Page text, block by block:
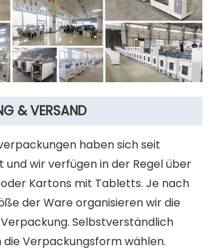
& VERSAND
haben sich seit
wir verfügen in der Regel über
Kartons mit Tabletts. Je nach
der Ware organisieren wir die
Selbstverständlich
die Verpackungsform wählen.